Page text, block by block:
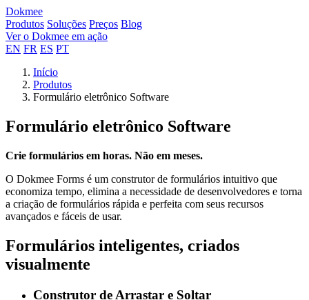
Dokmee
Produtos Soluções Preços Blog
Ver o Dokmee em ação
EN FR ES PT
Início
Produtos
Formulário eletrônico Software
Formulário eletrônico Software
Crie formulários em horas. Não em meses.
O Dokmee Forms é um construtor de formulários intuitivo que
economiza tempo, elimina a necessidade de desenvolvedores e torna
a criação de formulários rápida e perfeita com seus recursos
avançados e fáceis de usar.
Formulários inteligentes, criados
visualmente
Construtor de Arrastar e Soltar